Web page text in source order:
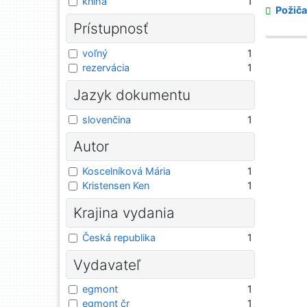
Prístupnosť
voľný
1
rezervácia
1
Jazyk dokumentu
slovenčina 1
Autor
Koscelníková Mária
1
Kristensen Ken
1
Krajina vydania
Česká republika 1
Vydavateľ
egmont
1
egmont čr
1